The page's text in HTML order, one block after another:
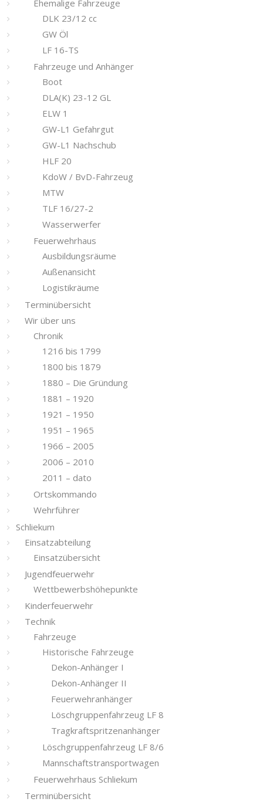
Ehemalige Fahrzeuge
DLK 23/12 cc
GW Öl
LF 16-TS
Fahrzeuge und Anhänger
Boot
DLA(K) 23-12 GL
ELW 1
GW-L1 Gefahrgut
GW-L1 Nachschub
HLF 20
KdoW / BvD-Fahrzeug
MTW
TLF 16/27-2
Wasserwerfer
Feuerwehrhaus
Ausbildungsräume
Außenansicht
Logistikräume
Terminübersicht
Wir über uns
Chronik
1216 bis 1799
1800 bis 1879
1880 – Die Gründung
1881 – 1920
1921 – 1950
1951 – 1965
1966 – 2005
2006 – 2010
2011 – dato
Ortskommando
Wehrführer
Schliekum
Einsatzabteilung
Einsatzübersicht
Jugendfeuerwehr
Wettbewerbshöhepunkte
Kinderfeuerwehr
Technik
Fahrzeuge
Historische Fahrzeuge
Dekon-Anhänger I
Dekon-Anhänger II
Feuerwehranhänger
Löschgruppenfahrzeug LF 8
Tragkraftspritzenanhänger
Löschgruppenfahrzeug LF 8/6
Mannschaftstransportwagen
Feuerwehrhaus Schliekum
Terminübersicht